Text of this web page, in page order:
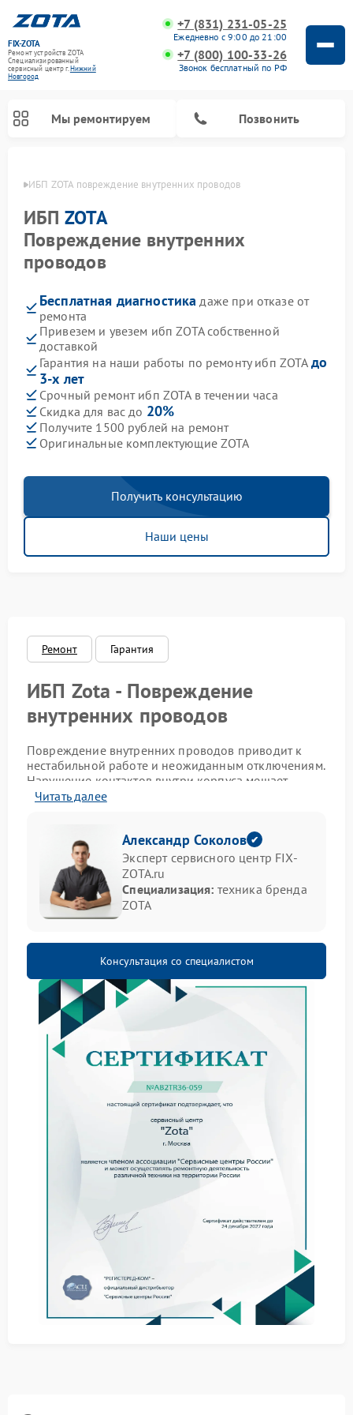
FIX-ZOTA
Ремонт устройств ZOTA
Специализированный
cервисный центр г.Нижний
Новгород
+7 (831) 231-05-25
Ежедневно с 9:00 до 21:00
+7 (800) 100-33-26
Звонок бесплатный по РФ
Мы ремонтируем Позвонить
ИБП ZOTA повреждение внутренних проводов
ИБП ZOTA
Повреждение внутренних
проводов
Бесплатная диагностика даже при отказе от
ремонта
Привезем и увезем ибп ZOTA собственной
доставкой
Гарантия на наши работы по ремонту ибп ZOTA до
3-х лет
Срочный ремонт ибп ZOTA в течении часа
Скидка для вас до 20%
Получите 1500 рублей на ремонт
Оригинальные комплектующие ZOTA
Получить консультацию
Наши цены
Ремонт Гарантия
ИБП Zota - Повреждение
внутренних проводов
Повреждение внутренних проводов приводит к
нестабильной работе и неожиданным отключениям.
Нарушение контактов внутри корпуса мешает
нормальной передаче энергии и делает
игнорирование проблемы усиливает износ других
элементов.
Основные признаки
неисправности
Распознать проблему можно по ряду характерных
периодические отключения без видимой
причины;
нагрев корпуса;
посторонние звуки внутри;
запах изоляции.
работает нестабильно даже при нормальной
Почему возникает повреждение
Причины могут быть разными. Наиболее
износ изоляции проводов;
перегибы или механические воздействия;
перепады напряжения;
Даже незначительное повреждение может привести
к серьезным последствиям.
Практические рекомендации
Читать далее
Александр Соколов
Эксперт сервисного центр FIX-
ZOTA.ru
Специализация: техника бренда
ZOTA
Консультация со специалистом